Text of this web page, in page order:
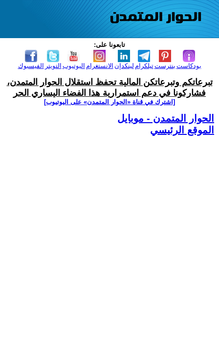
تابعونا على:
الفيسبوك التويتر اليوتيوب الانستغرام لينكدإن تيلكرامبنترست بودكاست
تبرعاتكم وتبرعاتكن المالية تحفظ استقلال الحوار المتمدن،
فشاركونا في دعم استمرارية هذا الفضاء اليساري الحر
[اشترك في قناة ‫«الحوار المتمدن» على اليوتيوب]
الحوار المتمدن - موبايل
الموقع الرئيسي